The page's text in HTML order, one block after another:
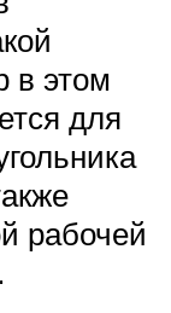
в этом
для
рабочей